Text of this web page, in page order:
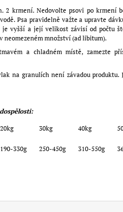
2 krmení. Nedovolte psovi po krmení
Psa pravidelně važte a upravte
je vyšší a její velikost závisí od počtu
neomezeném množství (ad libitum).
a chladném místě, zamezte
na granulích není závadou produktu.
20kg 30kg 40kg
190-330g 250-450g 310-550g